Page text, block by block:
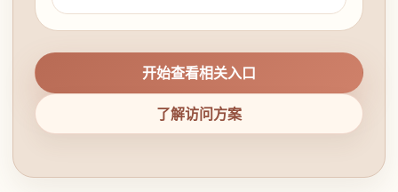
开始查看相关入口
了解访问方案